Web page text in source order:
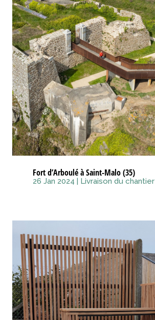
Fort d’Arboulé à Saint-Malo (35)
26 Jan 2024 | Livraison du chantier